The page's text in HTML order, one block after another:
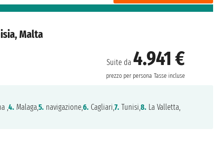
Malta
Suite da4.941 €
prezzo per persona Tasse incluse
,4. Malaga,5. navigazione,6. Cagliari,7. Tunisi,8. La Valletta,